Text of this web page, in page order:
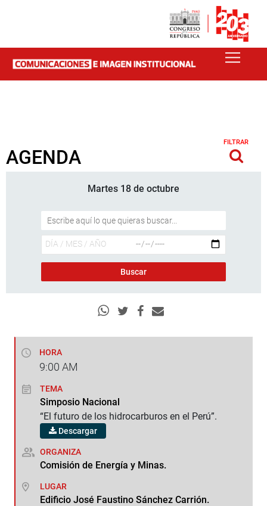
AGENDA
FILTRAR
Martes 18 de octubre
HORA
9:00 AM
TEMA
Simposio Nacional
“El futuro de los hidrocarburos en el Perú”.
Descargar
ORGANIZA
Comisión de Energía y Minas.
LUGAR
Edificio José Faustino Sánchez Carrión.